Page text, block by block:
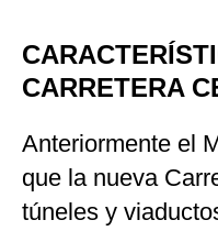
CARRETERA
Anteriormente el
que la nueva
túneles y